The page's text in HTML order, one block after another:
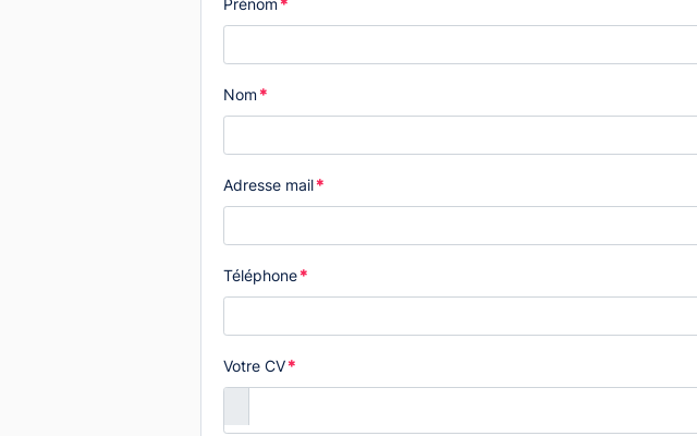
Nom*
Adresse mail*
Téléphone*
Votre CV*